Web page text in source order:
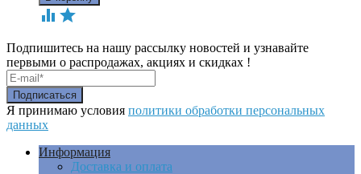
 
Подпишитесь на нашу рассылку новостей и узнавайте
первыми о распродажах, акциях и скидках !
Я принимаю условия политики обработки персональных
данных
Информация
Доставка и оплата